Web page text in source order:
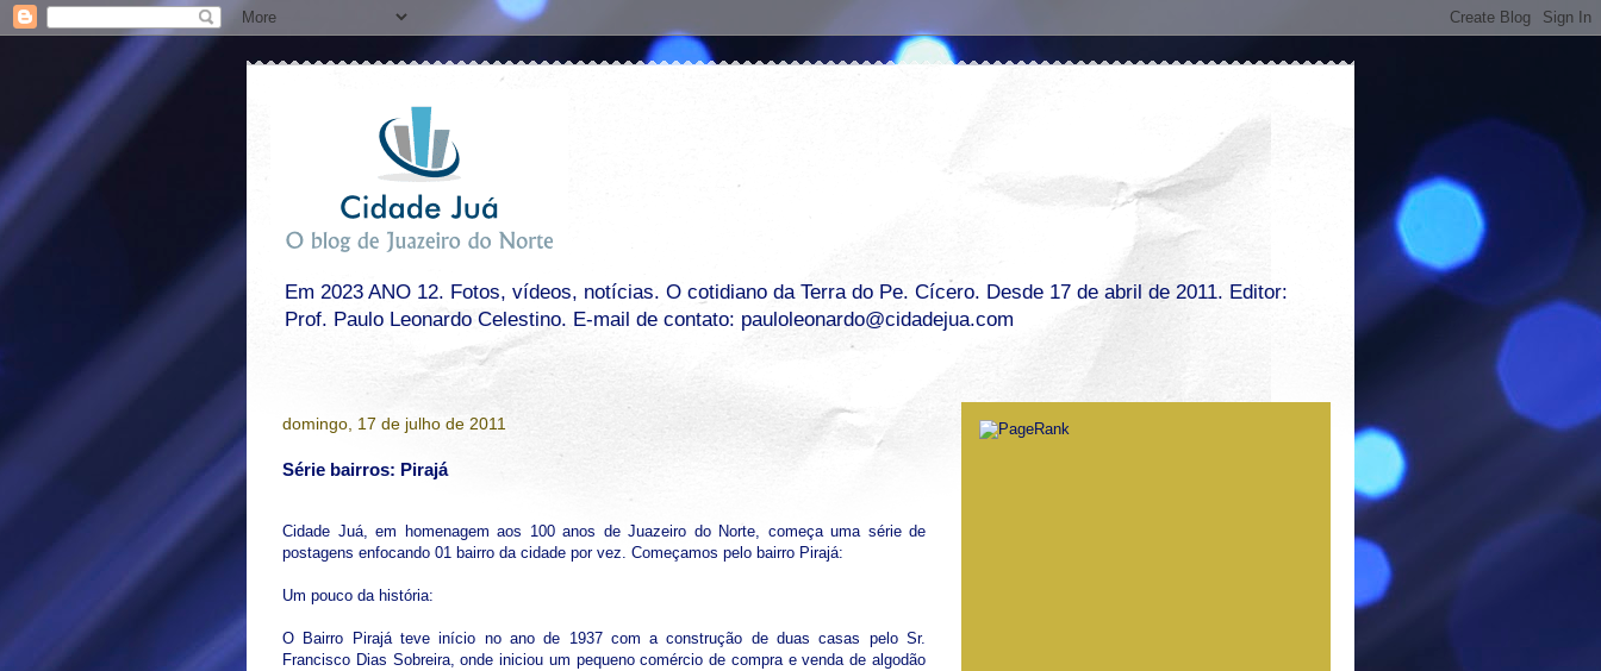
Em 2023 ANO 12. Fotos, vídeos, notícias. O cotidiano da Terra do Pe. Cícero. Desde 17 de abril de 2011. Editor:
Prof. Paulo Leonardo Celestino. E-mail de contato: pauloleonardo@cidadejua.com
domingo, 17 de julho de 2011
Série bairros: Pirajá
Cidade Juá, em homenagem aos 100 anos de Juazeiro do Norte, começa uma série de
postagens enfocando 01 bairro da cidade por vez. Começamos pelo bairro Pirajá:
Um pouco da história:
O Bairro Pirajá teve início no ano de 1937 com a construção de duas casas pelo Sr.
Francisco Dias Sobreira, onde iniciou um pequeno comércio de compra e venda de algodão